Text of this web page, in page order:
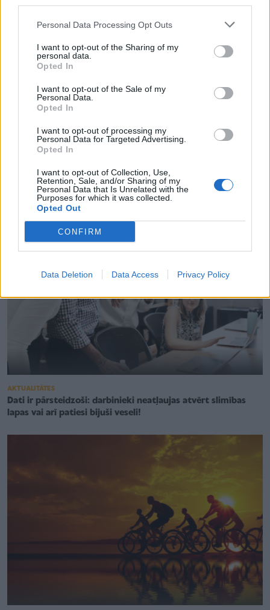
Personal Data Processing Opt Outs
I want to opt-out of the Sharing of my
personal data.
Opted In
I want to opt-out of the Sale of my
Personal Data.
Opted In
I want to opt-out of processing my
Personal Data for Targeted Advertising.
Opted In
I want to opt-out of Collection, Use,
Retention, Sale, and/or Sharing of my
Personal Data that Is Unrelated with the
Purposes for which it was collected.
Opted Out
CONFIRM
Data Deletion Data Access Privacy Policy
‘Darbs – mājas, darbs – mājas’: attālinātais darbs nav tikai
formāts, tas uzlabo dzīvi
AKTUALITĀTES
Dati ir pārsteidzoši: darbinieki neatļaujas atvērt slimības
lapas vai arī patiesi bijuši veseli!